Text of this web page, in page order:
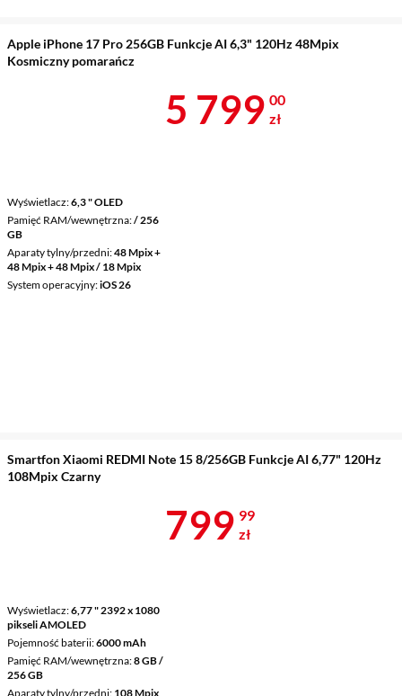
Apple iPhone 17 Pro 256GB Funkcje AI 6,3" 120Hz 48Mpix
Kosmiczny pomarańcz
Wyświetlacz 6,3 " OLED
Pamięć RAM/wewnętrzna / 256
GB
Aparaty tylny/przedni 48 Mpix +
48 Mpix + 48 Mpix / 18 Mpix
System operacyjny iOS 26
Cena 5 799 zł
5 799 00
zł
Smartfon Xiaomi REDMI Note 15 8/256GB Funkcje AI 6,77" 120Hz
108Mpix Czarny
Wyświetlacz 6,77 " 2392 x 1080
pikseli AMOLED
Pojemność baterii 6000 mAh
Pamięć RAM/wewnętrzna 8 GB /
256 GB
Aparaty tylny/przedni 108 Mpix
Cena 799,99
799 99
zł